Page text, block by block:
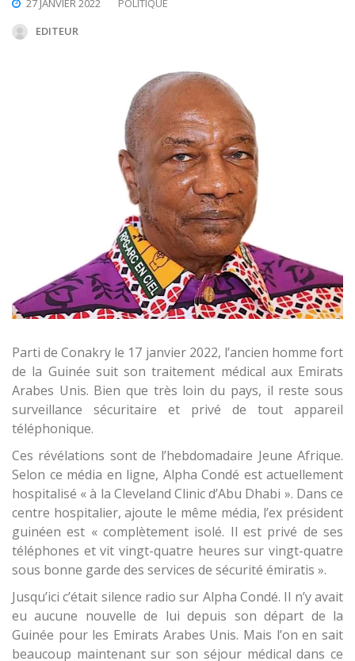
EDITEUR
Parti de Conakry le 17 janvier 2022, l’ancien homme fort
de la Guinée suit son traitement médical aux Emirats
Arabes Unis. Bien que très loin du pays, il reste sous
surveillance sécuritaire et privé de tout appareil
téléphonique.
Ces révélations sont de l’hebdomadaire Jeune Afrique.
Selon ce média en ligne, Alpha Condé est actuellement
hospitalisé « à la Cleveland Clinic d’Abu Dhabi ». Dans ce
centre hospitalier, ajoute le même média, l’ex président
guinéen est « complètement isolé. Il est privé de ses
téléphones et vit vingt-quatre heures sur vingt-quatre
sous bonne garde des services de sécurité émiratis ».
Jusqu’ici c’était silence radio sur Alpha Condé. Il n’y avait
eu aucune nouvelle de lui depuis son départ de la
Guinée pour les Emirats Arabes Unis. Mais l’on en sait
beaucoup maintenant sur son séjour médical dans ce